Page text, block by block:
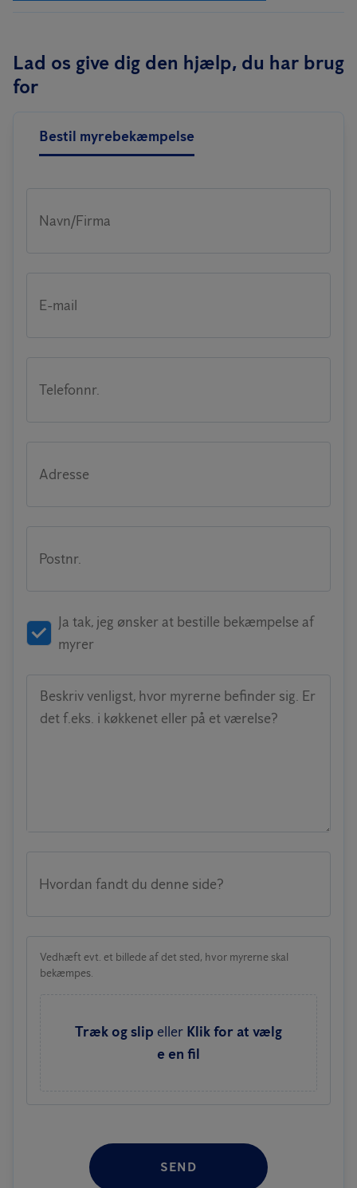
Lad os give dig den hjælp, du har brug
for
Bestil myrebekæmpelse
Navn/Firma
E-mail
Telefonnr.
Adresse
Postnr.
Ja tak, jeg ønsker at bestille bekæmpelse af
myrer
Beskriv venligst, hvor myrerne befinder sig. Er
det f.eks. i køkkenet eller på et værelse?
Hvordan fandt du denne side?
Vedhæft evt. et billede af det sted, hvor myrerne skal
bekæmpes.
Træk og slip eller Klik for at vælg
e en fil
SEND